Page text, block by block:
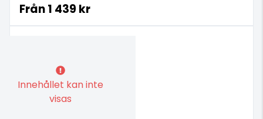
Från1 439 kr
Innehållet kan inte
visas